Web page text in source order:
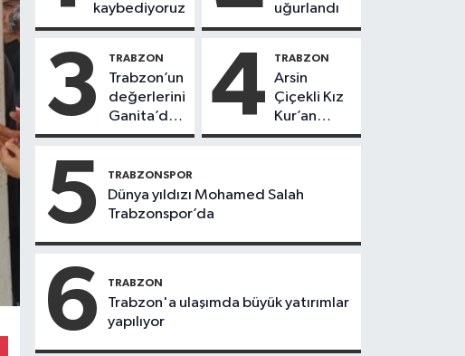
kaybediyoruz
uğurlandı
3 TRABZON
Trabzon’un
değerlerini
Ganita’da
yaşatıyoruz
4 TRABZON
Arsin
Çiçekli Kız
Kur’an
Kursu’nda
5 TRABZONSPOR
Dünya yıldızı Mohamed Salah
Trabzonspor’da
6 TRABZON
Trabzon'a ulaşımda büyük yatırımlar
yapılıyor